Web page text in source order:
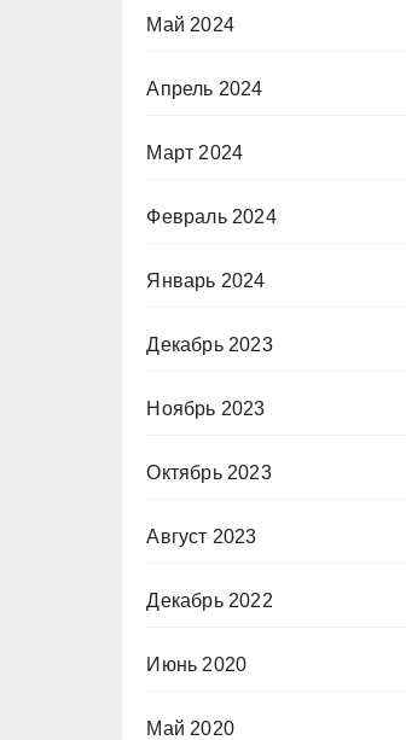
Май 2024
Апрель 2024
Март 2024
Февраль 2024
Январь 2024
Декабрь 2023
Ноябрь 2023
Октябрь 2023
Август 2023
Декабрь 2022
Июнь 2020
Май 2020